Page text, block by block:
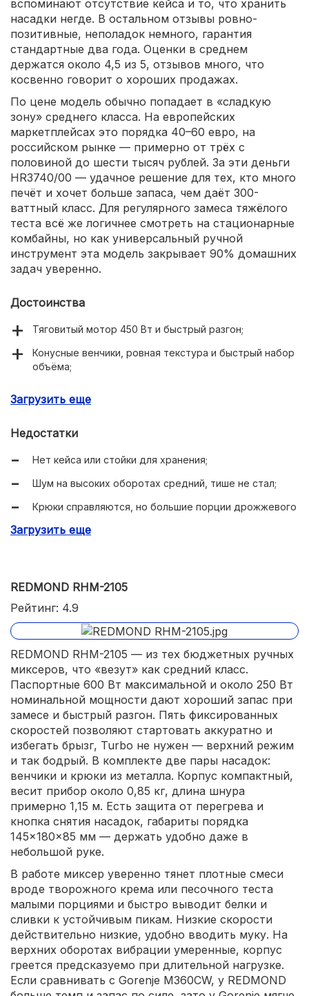
вспоминают отсутствие кейса и то, что хранить
насадки негде. В остальном отзывы ровно-
позитивные, неполадок немного, гарантия
стандартные два года. Оценки в среднем
держатся около 4,5 из 5, отзывов много, что
косвенно говорит о хороших продажах.
По цене модель обычно попадает в «сладкую
зону» среднего класса. На европейских
маркетплейсах это порядка 40–60 евро, на
российском рынке — примерно от трёх с
половиной до шести тысяч рублей. За эти деньги
HR3740/00 — удачное решение для тех, кто много
печёт и хочет больше запаса, чем даёт 300-
ваттный класс. Для регулярного замеса тяжёлого
теста всё же логичнее смотреть на стационарные
комбайны, но как универсальный ручной
инструмент эта модель закрывает 90% домашних
задач уверенно.
Достоинства
Тяговитый мотор 450 Вт и быстрый разгон;
Конусные венчики, ровная текстура и быстрый набор
объёма;
Хорошее соотношение мощности и цены.
Загрузить еще
Недостатки
Нет кейса или стойки для хранения;
Шум на высоких оборотах средний, тише не стал;
Крюки справляются, но большие порции дрожжевого
Загрузить еще
REDMOND RHM-2105
Рейтинг: 4.9
REDMOND RHM-2105 — из тех бюджетных ручных
миксеров, что «везут» как средний класс.
Паспортные 600 Вт максимальной и около 250 Вт
номинальной мощности дают хороший запас при
замесе и быстрый разгон. Пять фиксированных
скоростей позволяют стартовать аккуратно и
избегать брызг, Turbo не нужен — верхний режим
и так бодрый. В комплекте две пары насадок:
венчики и крюки из металла. Корпус компактный,
весит прибор около 0,85 кг, длина шнура
примерно 1,15 м. Есть защита от перегрева и
кнопка снятия насадок, габариты порядка
145×180×85 мм — держать удобно даже в
небольшой руке.
В работе миксер уверенно тянет плотные смеси
вроде творожного крема или песочного теста
малыми порциями и быстро выводит белки и
сливки к устойчивым пикам. Низкие скорости
действительно низкие, удобно вводить муку. На
верхних оборотах вибрации умеренные, корпус
греется предсказуемо при длительной нагрузке.
Если сравнивать с Gorenje M360CW, у REDMOND